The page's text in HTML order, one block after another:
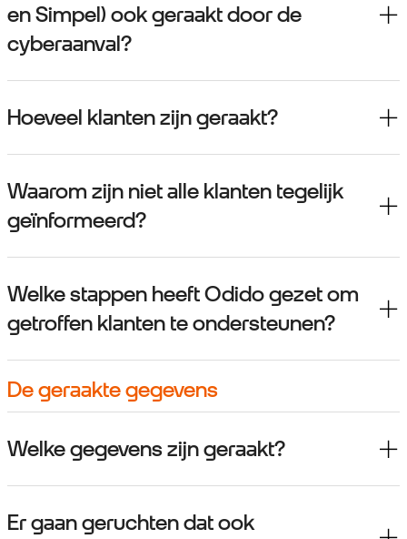
en Simpel) ook geraakt door de
cyberaanval?
Hoeveel klanten zijn geraakt?
Waarom zijn niet alle klanten tegelijk
geïnformeerd?
Welke stappen heeft Odido gezet om
getroffen klanten te ondersteunen?
De geraakte gegevens
Welke gegevens zijn geraakt?
Er gaan geruchten dat ook